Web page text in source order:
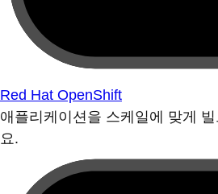
Red Hat OpenShift
애플리케이션을 스케일에 맞게
요.